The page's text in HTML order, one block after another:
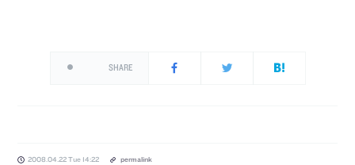
SHARE
2008.04.22 Tue 14:22 permalink